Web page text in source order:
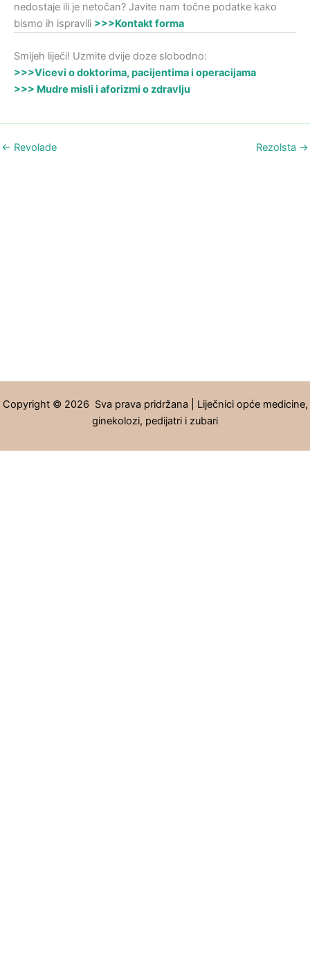
nedostaje ili je netočan? Javite nam točne podatke kako
bismo ih ispravili >>>Kontakt forma
Smijeh liječi! Uzmite dvije doze slobodno:
>>>Vicevi o doktorima, pacijentima i operacijama
>>> Mudre misli i aforizmi o zdravlju
← Revolade Rezolsta →
Copyright © 2026 Sva prava pridržana | Liječnici opće medicine,
ginekolozi, pedijatri i zubari